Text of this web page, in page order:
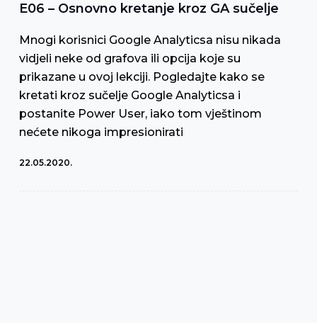
E06 – Osnovno kretanje kroz GA sučelje
Mnogi korisnici Google Analyticsa nisu nikada
vidjeli neke od grafova ili opcija koje su
prikazane u ovoj lekciji. Pogledajte kako se
kretati kroz sučelje Google Analyticsa i
postanite Power User, iako tom vještinom
nećete nikoga impresionirati
22.05.2020.